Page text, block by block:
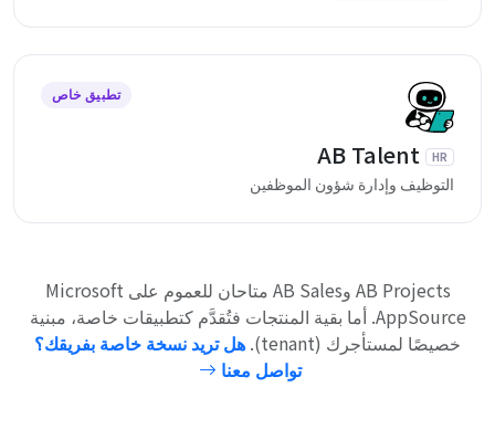
تطبيق خاص
AB Talent HR
التوظيف وإدارة شؤون الموظفين
AB Projects وAB Sales متاحان للعموم على Microsoft
AppSource. أما بقية المنتجات فتُقدَّم كتطبيقات خاصة، مبنية
خصيصًا لمستأجرك (tenant).
هل تريد نسخة خاصة بفريقك؟
تواصل معنا